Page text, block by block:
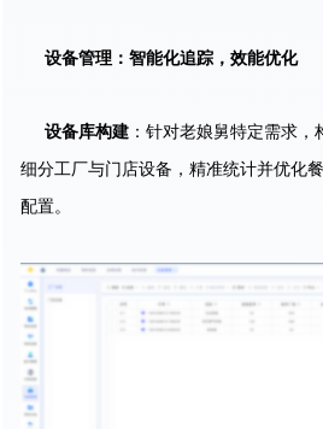
设备管理：智能化追踪，效能优化
设备库构建 ：针对老娘舅特定需求，
细分工厂与门店设备，精准统计并优化
配置。